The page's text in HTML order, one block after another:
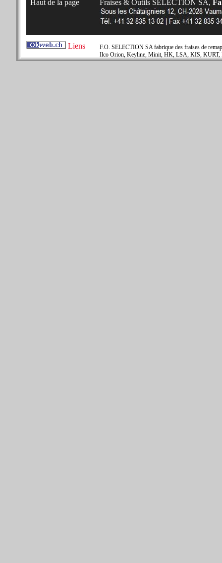
Haut de la page Fraises & Outils SELECTION SA,
Liens
F.O. SELECTION SA fabrique des fraises de
Ilco Orion, Keyline, Minit, HK, LSA, KIS, KURT,